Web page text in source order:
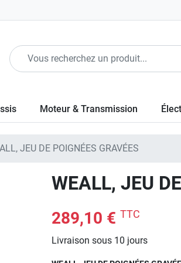
Moteur & Transmission
JEU DE POIGNÉES GRAVÉES
WEALL, JEU
289,10 €TTC
Livraison sous 10 jours